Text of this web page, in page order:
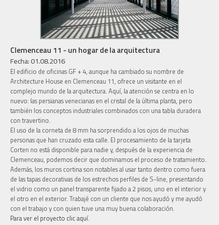
Clemenceau 11 - un hogar de la arquitectura
Fecha: 01.08.2016
El edificio de oficinas GF + 4, aunque ha cambiado su nombre de
Architecture House en Clemenceau 11, ofrece un visitante en el
complejo mundo de la arquitectura. Aquí, la atención se centra en lo
nuevo: las persianas venecianas en el cristal de la última planta, pero
también los conceptos industriales combinados con una tabla duradera
con travertino.
El uso de la corneta de 8 mm ha sorprendido a los ojos de muchas
personas que han cruzado esta calle. El procesamiento de la tarjeta
Corten no está disponible para nadie y, después de la experiencia de
Clemenceau, podemos decir que dominamos el proceso de tratamiento.
Además, los muros cortina son notables al usar tanto dentro como fuera
de las tapas decorativas de los estrechos perfiles de S-line, presentando
el vidrio como un panel transparente fijado a 2 pisos, uno en el interior y
el otro en el exterior. Trabajé con un cliente que nos ayudó y me ayudó
con el trabajo y con quien tuve una muy buena colaboración.
Para ver el proyecto clic aquí.